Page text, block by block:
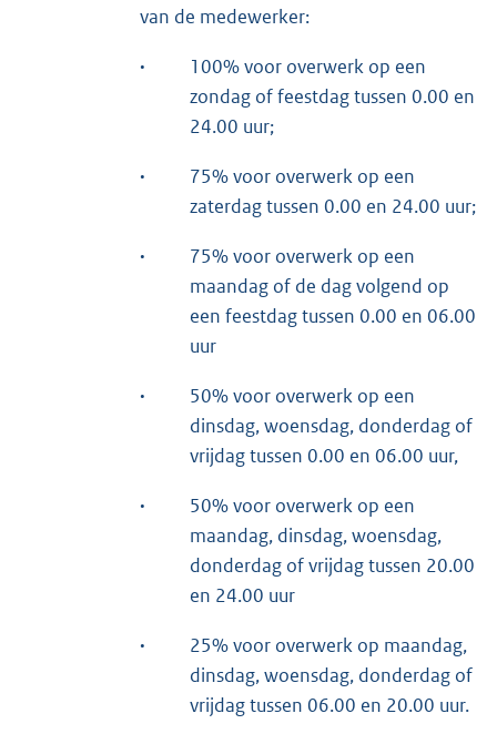
van de medewerker:
·
100% voor overwerk op een
zondag of feestdag tussen 0.00 en
24.00 uur;
·
75% voor overwerk op een
zaterdag tussen 0.00 en 24.00 uur;
·
75% voor overwerk op een
maandag of de dag volgend op
een feestdag tussen 0.00 en 06.00
uur
·
50% voor overwerk op een
dinsdag, woensdag, donderdag of
vrijdag tussen 0.00 en 06.00 uur,
·
50% voor overwerk op een
maandag, dinsdag, woensdag,
donderdag of vrijdag tussen 20.00
en 24.00 uur
·
25% voor overwerk op maandag,
dinsdag, woensdag, donderdag of
vrijdag tussen 06.00 en 20.00 uur.